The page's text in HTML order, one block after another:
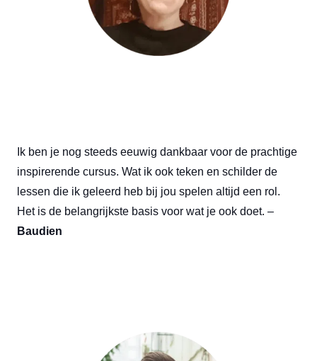
Ik ben je nog steeds eeuwig dankbaar voor de prachtige
inspirerende cursus. Wat ik ook teken en schilder de
lessen die ik geleerd heb bij jou spelen altijd een rol.
Het is de belangrijkste basis voor wat je ook doet. –
Baudien